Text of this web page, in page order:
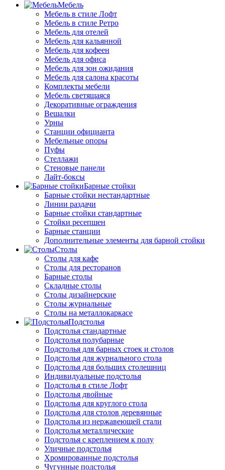
Мебель
Мебель в стиле Лофт
Мебель в стиле Ретро
Мебель для отелей
Мебель для кальянной
Мебель для кофеен
Мебель для офиса
Мебель для зон ожидания
Мебель для салона красоты
Комплекты мебели
Мебель светящаяся
Декоративные ограждения
Вешалки
Урны
Станции официанта
Мебельные опоры
Пуфы
Стеллажи
Стеновые панели
Лайт-боксы
Барные стойки
Барные стойки нестандартные
Линии раздачи
Барные стойки стандартные
Стойки ресепшен
Барные станции
Дополнительные элементы для барной стойки
Столы
Столы для кафе
Столы для ресторанов
Барные столы
Складные столы
Столы дизайнерские
Столы журнальные
Столы на металлокаркасе
Подстолья
Подстолья стандартные
Подстолья полубарные
Подстолья для барных стоек и столов
Подстолья для журнального стола
Подстолья для больших столешниц
Индивидуальные подстолья
Подстолья в стиле Лофт
Подстолья двойные
Подстолья для круглого стола
Подстолья для столов деревянные
Подстолья из нержавеющей стали
Подстолья металлические
Подстолья с креплением к полу
Уличные подстолья
Хромированные подстолья
Чугунные подстолья